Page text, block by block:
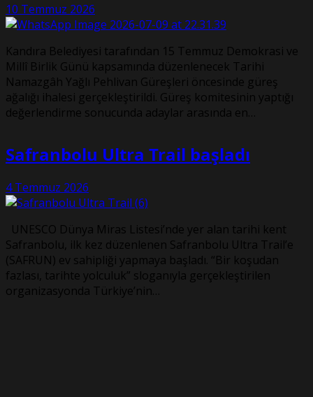
10 Temmuz 2026
Kandıra Belediyesi tarafından 15 Temmuz Demokrasi ve
Millî Birlik Günü kapsamında düzenlenecek Tarihi
Namazgâh Yağlı Pehlivan Güreşleri öncesinde güreş
ağalığı ihalesi gerçekleştirildi. Güreş komitesinin yaptığı
değerlendirme sonucunda adaylar arasında en…
Safranbolu Ultra Trail başladı
4 Temmuz 2026
UNESCO Dünya Miras Listesi’nde yer alan tarihi kent
Safranbolu, ilk kez düzenlenen Safranbolu Ultra Trail’e
(SAFRUN) ev sahipliği yapmaya başladı. “Bir koşudan
fazlası, tarihte yolculuk” sloganıyla gerçekleştirilen
organizasyonda Türkiye’nin…